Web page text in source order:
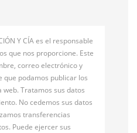
Y CÍA es el responsable
que nos proporcione. Este
correo electrónico y
que podamos publicar los
Tratamos sus datos
No cedemos sus datos
transferencias
Puede ejercer sus